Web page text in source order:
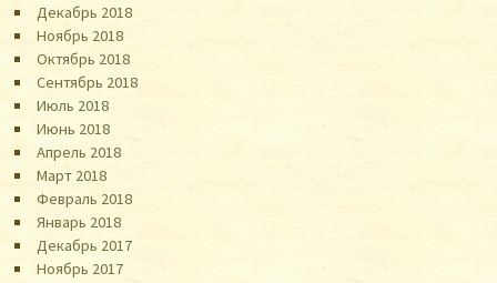
Декабрь 2018
Ноябрь 2018
Октябрь 2018
Сентябрь 2018
Июль 2018
Июнь 2018
Апрель 2018
Март 2018
Февраль 2018
Январь 2018
Декабрь 2017
Ноябрь 2017